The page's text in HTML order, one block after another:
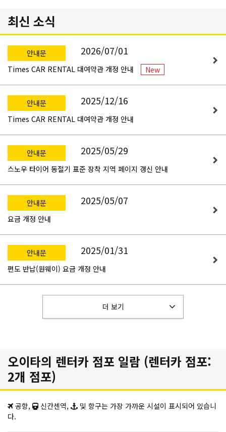
최신 소식
안내문 2026/07/01
Times CAR RENTAL 대여약관 개정 안내 New
안내문 2025/12/16
Times CAR RENTAL 대여약관 개정 안내
안내문 2025/05/29
스노우 타이어 동절기 표준 장착 지역 페이지 갱신 안내
안내문 2025/05/07
요금 개정 안내
안내문 2025/01/31
편도 반납(원웨이) 요금 개정 안내
더 보기
오이타의 렌터카 점포 일람 (렌터카 점포:
2개 점포)
공항, 신칸센역,
및 항구는 가장 가까운 시설이 표시되어 있습니
다.